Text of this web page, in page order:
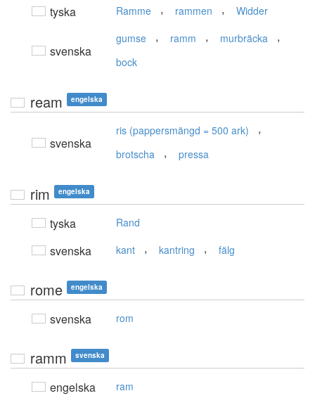
tyska Ramme , rammen , Widder
svenska
gumse , ramm , murbräcka ,
bock
ream engelska
svenska
ris (pappersmängd = 500 ark) ,
brotscha , pressa
rim engelska
tyska Rand
svenska kant , kantring , fälg
rome engelska
svenska rom
ramm svenska
engelska ram